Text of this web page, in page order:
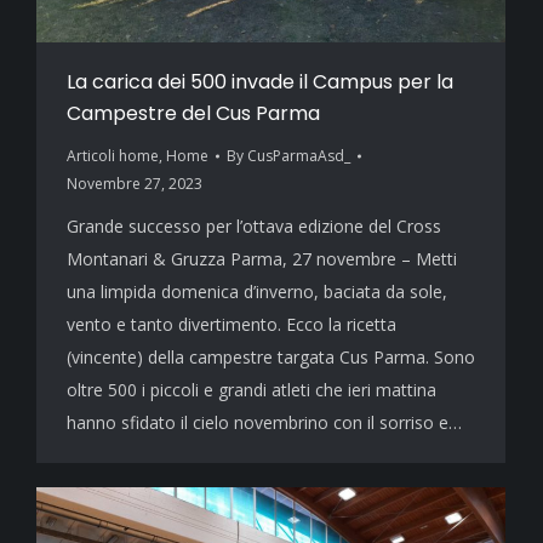
La carica dei 500 invade il Campus per la
Campestre del Cus Parma
Articoli home, Home By CusParmaAsd_
Novembre 27, 2023
Grande successo per l’ottava edizione del Cross
Montanari & Gruzza Parma, 27 novembre – Metti
una limpida domenica d’inverno, baciata da sole,
vento e tanto divertimento. Ecco la ricetta
(vincente) della campestre targata Cus Parma. Sono
oltre 500 i piccoli e grandi atleti che ieri mattina
hanno sfidato il cielo novembrino con il sorriso e…